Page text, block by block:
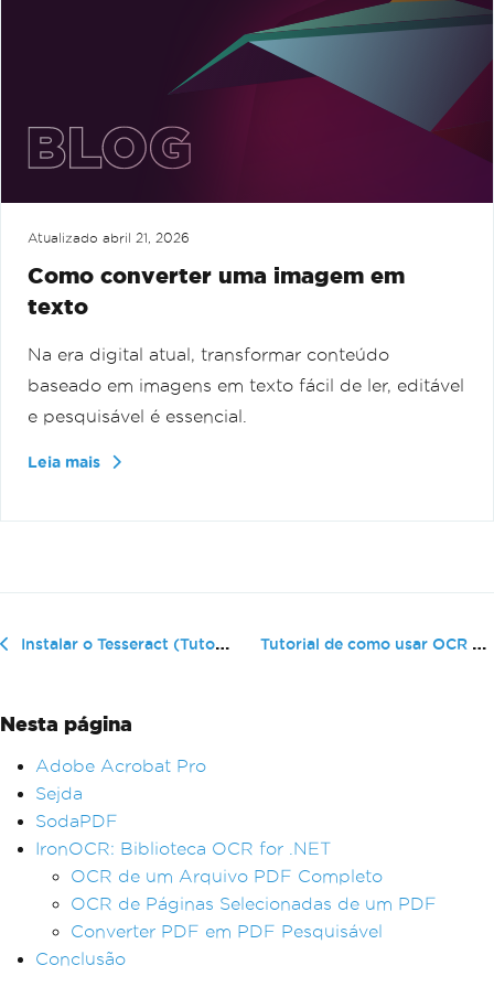
Atualizado abril 21, 2026
Como converter uma imagem em
texto
Na era digital atual, transformar conteúdo
baseado em imagens em texto fácil de ler, editável
e pesquisável é essencial.
Leia mais
Instalar o Tesseract (Tutorial passo a passo com imagens) Tutorial de como usar OCR em um PDF...
Nesta página
Adobe Acrobat Pro
Sejda
SodaPDF
IronOCR: Biblioteca OCR for .NET
OCR de um Arquivo PDF Completo
OCR de Páginas Selecionadas de um PDF
Converter PDF em PDF Pesquisável
Conclusão